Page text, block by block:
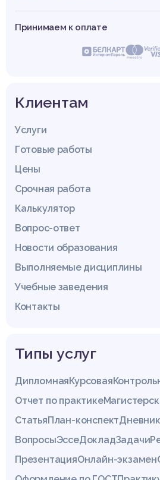
Принимаем к оплате
Клиентам
Услуги
Готовые работы
Цены
Срочная работа
Калькулятор
Вопрос-ответ
Новости образования
Выполняемые дисциплины
Учебные заведения
Контакты
Типы услуг
ДипломнаяКурсовая
Отчет по практике
СтатьяПлан-конспект
ВопросыЭссеДокладЗадачи
ПрезентацияОнлайн-экзамен